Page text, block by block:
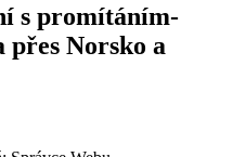
s promítáním-
Norsko a